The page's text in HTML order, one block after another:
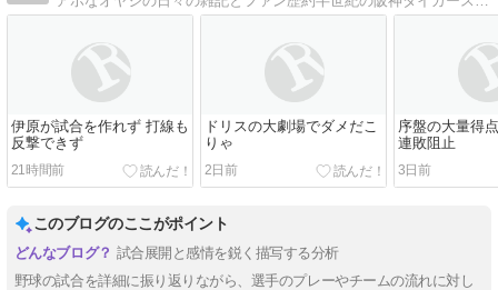
伊原が試合を作れず 打線も
反撃できず
21時間前
ドリスの大劇場でダメだこ
りゃ
2日前
序盤の大量得
連敗阻止
3日前
このブログのここがポイント
試合展開と感情を鋭く描写する分析
野球の試合を詳細に振り返りながら、選手のプレーやチームの流れに対し